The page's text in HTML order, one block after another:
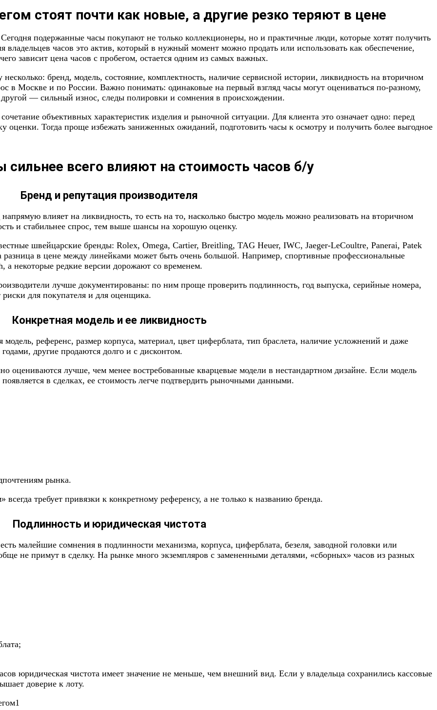
стоят почти как новые, а другие резко теряют в цене
подержанные часы покупают не только коллекционеры, но и практичные люди, которые хотят получить
часов это актив, который в нужный момент можно продать или использовать как обеспечение,
зависит цена часов с пробегом, остается одним из самых важных.
бренд, модель, состояние, комплектность, наличие сервисной истории, ликвидность на вторичном
в Москве и по России. Важно понимать: одинаковые на первый взгляд часы могут оцениваться по-разному,
— сильный износ, следы полировки и сомнения в происхождении.
объективных характеристик изделия и рыночной ситуации. Для клиента это означает одно: перед
оценки. Тогда проще избежать заниженных ожиданий, подготовить часы к осмотру и получить более выгодное
сильнее всего влияют на стоимость часов б/у
Бренд и репутация производителя
влияет на ликвидность, то есть на то, насколько быстро модель можно реализовать на вторичном
и стабильнее спрос, тем выше шансы на хорошую оценку.
швейцарские бренды: Rolex, Omega, Cartier, Breitling, TAG Heuer, IWC, Jaeger-LeCoultre, Panerai, Patek
в цене между линейками может быть очень большой. Например, спортивные профессиональные
а некоторые редкие версии дорожают со временем.
лучше документированы: по ним проще проверить подлинность, год выпуска, серийные номера,
для покупателя и для оценщика.
Конкретная модель и ее ликвидность
модель, референс, размер корпуса, материал, цвет циферблата, тип браслета, наличие усложнений и даже
другие продаются долго и с дисконтом.
оцениваются лучше, чем менее востребованные кварцевые модели в нестандартном дизайне. Если модель
в сделках, ее стоимость легче подтвердить рыночными данными.
рынка.
требует привязки к конкретному референсу, а не только к названию бренда.
Подлинность и юридическая чистота
малейшие сомнения в подлинности механизма, корпуса, циферблата, безеля, заводной головки или
не примут в сделку. На рынке много экземпляров с замененными деталями, «сборных» часов из разных
юридическая чистота имеет значение не меньше, чем внешний вид. Если у владельца сохранились кассовые
доверие к лоту.